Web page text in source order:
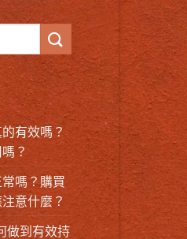
有效嗎？
？
嗎？購買
意什麼？
做到有效持